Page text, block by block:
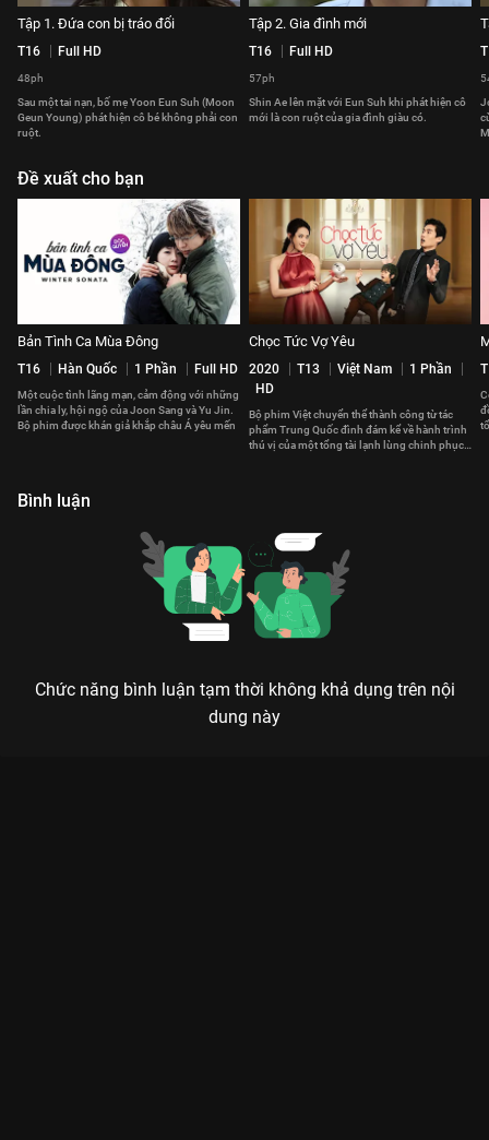
Tập 1. Đứa con bị tráo đổi
T16 Full HD
48ph
Sau một tai nạn, bố mẹ Yoon Eun Suh (Moon
Geun Young) phát hiện cô bé không phải con
ruột.
Tập 2. Gia đình mới
T16 Full HD
57ph
Shin Ae lên mặt với Eun Suh khi phát hiện cô
mới là con ruột của gia đình giàu có.
Đề xuất cho bạn
Bản Tình Ca Mùa Đông
T16 Hàn Quốc 1 Phần Full HD
Một cuộc tình lãng mạn, cảm động với những
lần chia ly, hội ngộ của Joon Sang và Yu Jin.
Bộ phim được khán giả khắp châu Á yêu mến
Chọc Tức Vợ Yêu
2020 T13 Việt Nam
1 Phần
HD
Bộ phim Việt chuyển thể thành công từ tác
phẩm Trung Quốc đình đám kể về hành trình
thú vị của một tổng tài lạnh lùng chinh phục
Bình luận
Chức năng bình luận tạm thời không khả dụng trên nội
dung này